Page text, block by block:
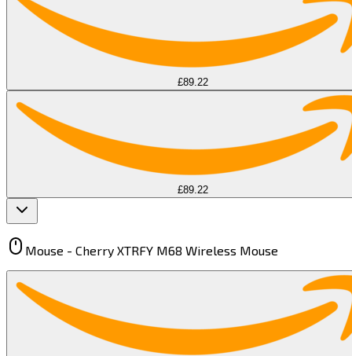
£89.22
£89.22
Mouse - Cherry XTRFY M68 Wireless Mouse​​​​‌ ‍ ​‍​‍‌‍ ‌ ​‍‌‍‍‌‌‍‌ ‌‍‍‌‌‍ ‍​‍​‍​ ‍‍​‍​‍‌ ​ ‌‍​‌‌‍ ‍‌‍‍‌‌ ‌​‌ ‍‌​‍ ‍‌‍‍‌‌‍ ​‍​‍​‍ ​​‍​‍‌‍‍​‌ ​‍‌‍‌‌‌‍‌‍​‍​‍​ ‍‍​‍​‍​‍ ‌‍​‌‌‍‌​‌‍ ‌‌‍‍‌‌‍ ‍​‍ ‌‍‍‌‌‍ ‍‌ ‌​‌‍‌‌‌‍ ‍‌ ‌​​‍ ‌‍‌‌‌‍‌​‌‍‍‌‌ ‌​​‍ ‌‍ ‌‌‍ ‌‍‌​‌‍‌‌​ ‌‌ ​​‌ ​‍‌‍‌‌‌ ​ ‌‍‌‌‌‍ ‍‌ ‌​‌‍​‌‌ ‌​‌‍‍‌‌‍ ‌‍ ‍​ ‍ ‌‍‍‌‌‍‌​​ ‌‌‍​‍‌‍​‍​ ‌ ​ ​‌​ ‍‌‌‍​ ​ ‌‍​ ‍‌​‍ ‌​ ‍​​ ​‌‌‍​ ​ ‌ ​‍ ‌​ ‌​​ ‍​​ ​ ‌‍‌‌​‍ ‌​ ‍‌​ ​​‌‍​‍‌‍‌‍​‍ ‌‌‍​‍​ ​​​ ​ ‌‍‌​​ ​‌​ ‌​​ ​‍‌‍​‌​ ​ ‌‍​ ‌‍​‍​ ‌ ​ ‍ ‌ ‌​‌ ‍‌‌ ​​‌‍‌‌​ ‌‌‍ ‌ ‌​‌‍‍​‌‍‌‌‌ ​‍​ ‍ ‌ ​​‌‍​‌‌ ‌​‌‍‍​​ ‌‌‍ ‍‌‍​‌‌‍ ‌‌‍‌‌​ ‌‍​‍‌‍​‌‌ ​ ‌‍‌‌‌‌‌‌‌ ​‍‌‍ ​​ ‌​‍‌‌​ ​‍‌​‌‍‌‍​‌‌‍‌​‌‍ ‌‌‍‍‌‌‍ ‍​‍‌‍‌‍‍‌‌‍‌​​ ‌‌‍​‍‌‍​‍​ ‌ ​ ​‌​ ‍‌‌‍​ ​ ‌‍​ ‍‌​‍ ‌​ ‍​​ ​‌‌‍​ ​ ‌ ​‍ ‌​ ‌​​ ‍​​ ​ ‌‍‌‌​‍ ‌​ ‍‌​ ​​‌‍​‍‌‍‌‍​‍ ‌‌‍​‍​ ​​​ ​ ‌‍‌​​ ​‌​ ‌​​ ​‍‌‍​‌​ ​ ‌‍​ ‌‍​‍​ ‌ ​‍‌‍‌ ‌​‌ ‍‌‌ ​​‌‍‌‌​ ‌‌‍ ‌ ‌​‌‍‍​‌‍‌‌‌ ​‍​‍‌‍‌ ​​‌‍​‌‌ ‌​‌‍‍​​ ‌‌‍ ‍‌‍​‌‌‍ ‌‌‍‌‌​‍‌‍‌ ​​‌‍‌‌‌ ​‍‌ ​ ‌ ​​‌‍‌‌‌‍​ ‌ ‌​‌‍‍‌‌ ‌‍‌‍‌‌​ ‌‌ ​​‌ ‌‌‌‍​‍‌‍ ​‌‍‍‌‌ ​ ‌‍‍​‌‍‌‌‌‍‌​​‍​‍‌ ‌